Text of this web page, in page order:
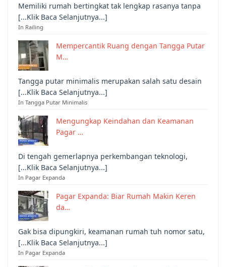
Memiliki rumah bertingkat tak lengkap rasanya tanpa
[...Klik Baca Selanjutnya...]
In Railing
Mempercantik Ruang dengan Tangga Putar
M…
Tangga putar minimalis merupakan salah satu desain
[...Klik Baca Selanjutnya...]
In Tangga Putar Minimalis
Mengungkap Keindahan dan Keamanan
Pagar …
Di tengah gemerlapnya perkembangan teknologi,
[...Klik Baca Selanjutnya...]
In Pagar Expanda
Pagar Expanda: Biar Rumah Makin Keren
da…
Gak bisa dipungkiri, keamanan rumah tuh nomor satu,
[...Klik Baca Selanjutnya...]
In Pagar Expanda